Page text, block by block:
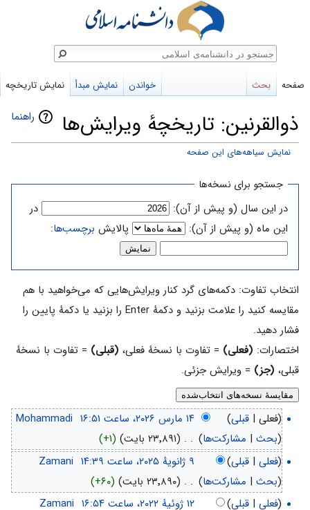
راهنما ذوالقرنین: تاریخچهٔ ویرایش‌ها
نمایش سیاهه‌های این صفحه
ناوبری
جستجو
جستجو برای نسخه‌ها
در این سال (و پیش از آن):
در
این ماه (و پیش از آن):
پالایش برچسب‌ها:
انتخاب تفاوت: دکمه‌های گرد کنار ویرایش‌هایی که می‌خواهید با هم
مقایسه کنید را علامت بزنید و دکمهٔ Enter را بزنید یا دکمهٔ پایین را
فشار دهید.
اختصارات: (فعلی) = تفاوت با نسخهٔ فعلی، (قبلی) = تفاوت با نسخهٔ
قبلی، (جز) = ویرایش جزئی.
(فعلی | قبلی)
‏
Mohammadi
(بحث| مشارکت‌ها)
. . (۲۳٬۸۹۱ بایت)
(+۱)
(فعلی| قبلی)
‏
Zamani
(بحث| مشارکت‌ها)
. . (۲۳٬۸۹۰ بایت)
(+۶۰)
(فعلی| قبلی)
‏
Zamani
صفحه بحث خواندن نمایش مبدأ نمایش تاریخچه
جستجو